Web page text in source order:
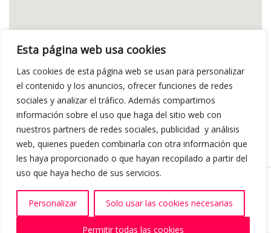
Esta página web usa cookies
Las cookies de esta página web se usan para personalizar
el contenido y los anuncios, ofrecer funciones de redes
sociales y analizar el tráfico. Además compartimos
información sobre el uso que haga del sitio web con
nuestros partners de redes sociales, publicidad y análisis
web, quienes pueden combinarla con otra información que
les haya proporcionado o que hayan recopilado a partir del
uso que haya hecho de sus servicios.
Personalizar Solo usar las cookies necesarias
Permitir todas las cookies
62 40 08Email: info@proyectable.comCopyright ©2024 Proyectable. All